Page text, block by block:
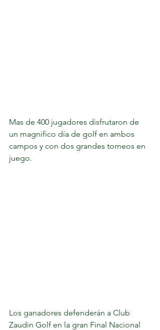
Mas de 400 jugadores disfrutaron de
un magnifico día de golf en ambos
campos y con dos grandes torneos en
juego.
Los ganadores defenderán a Club
Zaudin Golf en la gran Final Nacional